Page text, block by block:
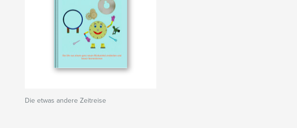
Die etwas andere Zeitreise